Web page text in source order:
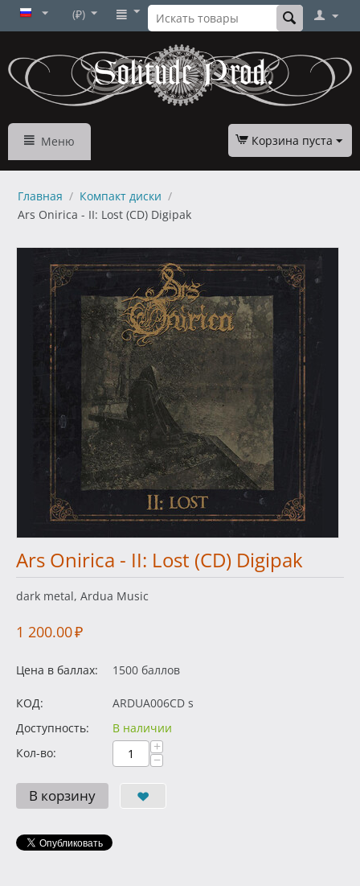
(₽)
Меню Корзина пуста
Главная / Компакт диски /
Ars Onirica - II: Lost (CD) Digipak
Ars Onirica - II: Lost (CD) Digipak
dark metal, Ardua Music
1 200.00₽
Цена в баллах: 1500 баллов
КОД:
ARDUA006CD s
Доступность:
В наличии
Кол-во:
+
−
В корзину